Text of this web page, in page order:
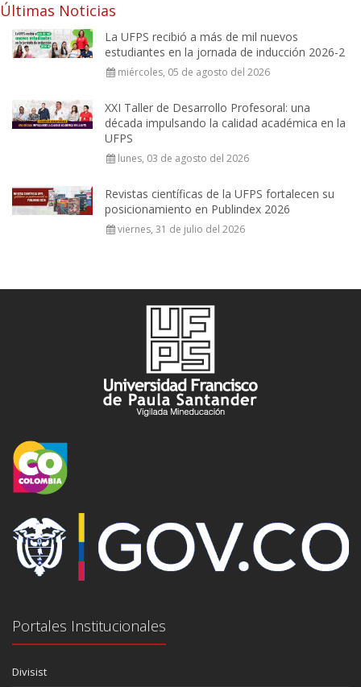
Últimas Noticias
La UFPS recibió a más de mil nuevos
estudiantes en la jornada de inducción 2026-2
miércoles, 05 de agosto del 2026
XXI Taller de Desarrollo Profesoral: una
década impulsando la calidad académica en la
UFPS
lunes, 03 de agosto del 2026
Revistas científicas de la UFPS fortalecen su
posicionamiento en Publindex 2026
viernes, 31 de julio del 2026
Portales Institucionales
Divisist